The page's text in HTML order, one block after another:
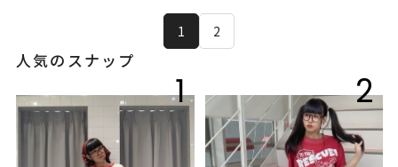
1 2
人気のスナップ
1 2